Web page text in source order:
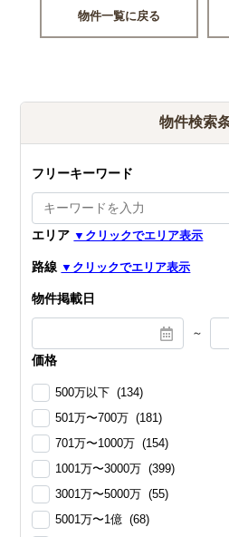
物件一覧に戻る
物件検索
フリーキーワード
エリア
路線
物件掲載日
～
価格
500万以下 (134)
501万〜700万 (181)
701万〜1000万 (154)
1001万〜3000万 (399)
3001万〜5000万 (55)
5001万〜1億 (68)